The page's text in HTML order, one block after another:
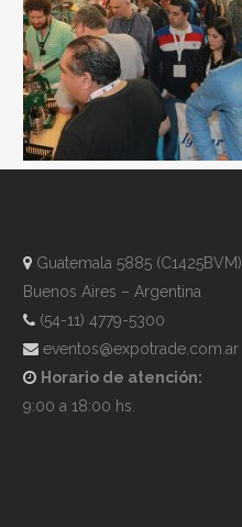
Guatemala 5885 (C1425BVM)
Buenos Aires – Argentina
(54-11) 4779-5300
eventos@expotrade.com.ar
Horario de atención:
9:00 a 18:00 hs.